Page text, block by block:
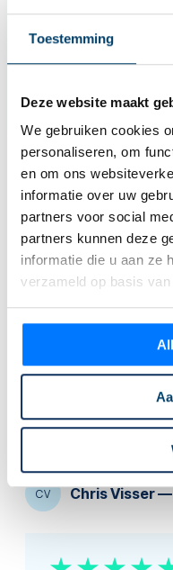
Toestemming
Deze website maakt
We gebruiken cookies
personaliseren, om
en om ons
informatie over uw
partners voor social
partners kunnen deze
informatie die u aan ze
verzameld op basis
Onze klanten
Reviews
Great team. Dat je
ambities die je als
Technisch
juiste connecties
CV Chris Visser—